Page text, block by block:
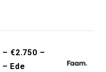
€2.750 –
Ede